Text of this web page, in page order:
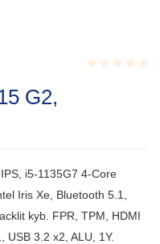
G2,
i5-1135G7 4-Core
Iris Xe, Bluetooth 5.1,
kyb. FPR, TPM, HDMI
USB 3.2 x2, ALU, 1Y.